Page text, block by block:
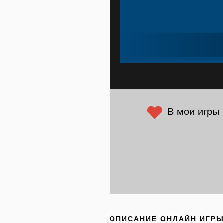
В мои игры
ОПИСАНИЕ ОНЛАЙН